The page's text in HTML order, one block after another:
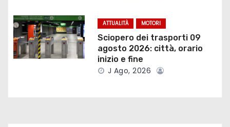
r
t
i
ATTUALITÀ MOTORI
Sciopero dei trasporti 09
agosto 2026: città, orario
inizio e fine
J Ago, 2026